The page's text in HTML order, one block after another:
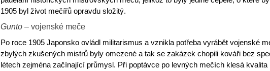
1905 byl život mečířů opravdu složitý.
Gunto – vojenské meče
Po roce 1905 Japonsko ovládl militarismus a vznikla potřeba vyrábět vojenské
zbylých zkušených mistrů byly omezené a tak se zakázek chopili kováři bez
létech zejména začínající průmysl. Při poptávce po levných mečích klesá